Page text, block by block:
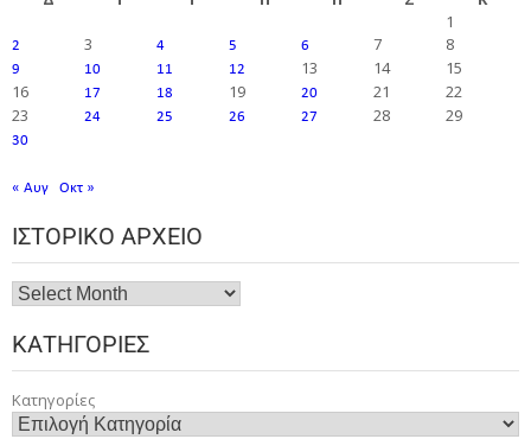
1
2 3 4 5 6 7 8
9 10 11 12 13 14
15
16
17 18 19 20 21
22
23
24 25 26 27 28 29
30
« Αυγ Οκτ »
ΙΣΤΟΡΙΚΌ ΑΡΧΕΊΟ
ΚΑΤΗΓΟΡΊΕΣ
Κατηγορίες